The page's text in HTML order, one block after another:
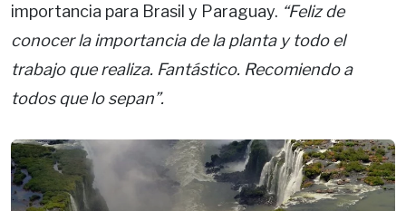
importancia para Brasil y Paraguay. “Feliz de
conocer la importancia de la planta y todo el
trabajo que realiza. Fantástico. Recomiendo a
todos que lo sepan”.